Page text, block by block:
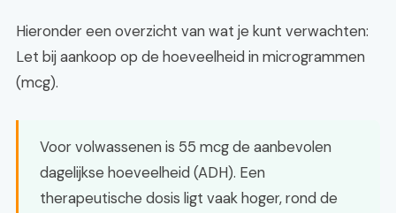
Hieronder een overzicht van wat je kunt verwachten:
Let bij aankoop op de hoeveelheid in microgrammen
(mcg).
Voor volwassenen is 55 mcg de aanbevolen
dagelijkse hoeveelheid (ADH). Een
therapeutische dosis ligt vaak hoger, rond de